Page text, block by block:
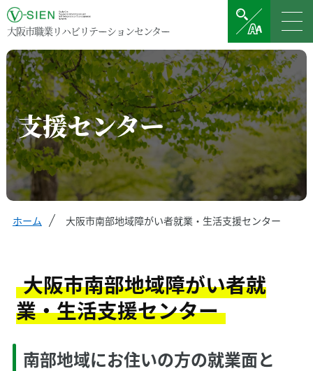
大阪市職業リハビリテーションセンター
支援センター
ホーム 大阪市南部地域障がい者就業・生活支援センター
大阪市南部地域障がい者就
業・生活支援センター
南部地域にお住いの方の就業面と